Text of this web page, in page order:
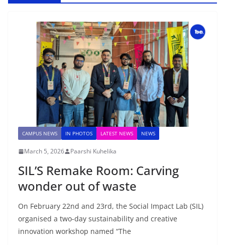
CAMPUS NEWS IN PHOTOS LATEST NEWS NEWS
March 5, 2026 Paarshi Kuhelika
SIL’S Remake Room: Carving
wonder out of waste
On February 22nd and 23rd, the Social Impact Lab (SIL)
organised a two-day sustainability and creative
innovation workshop named “The